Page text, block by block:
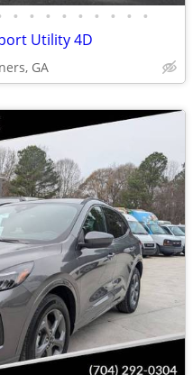
• • • • • • • • •
Utility 4D
GA